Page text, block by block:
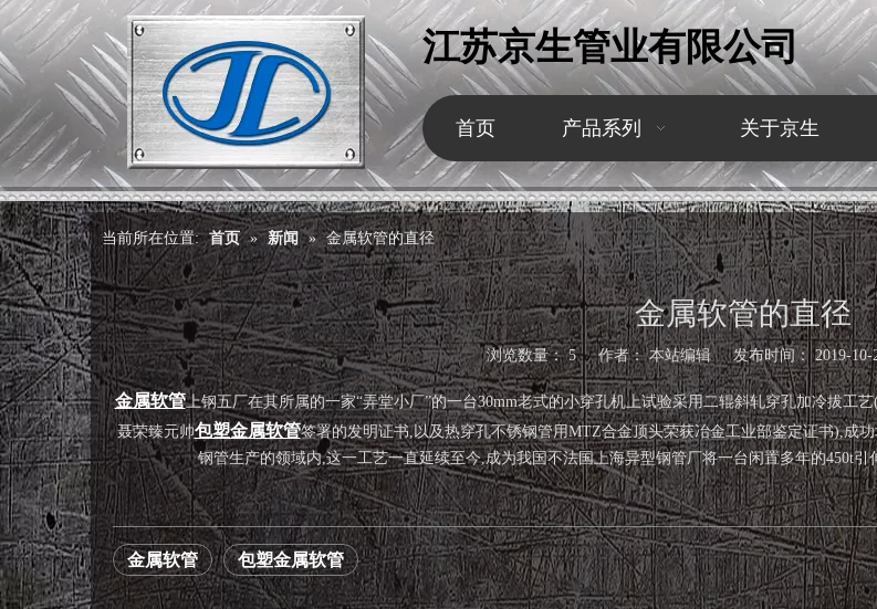
江苏京生管业有限公司
首页 产品系列 关于京生
当前所在位置: 首页 » 新闻 » 金属软管的直径
金属软管的直径
浏览数量：5作者： 本站编辑 发布时间： 2019-
["wechat","weibo","qzone","douban","email"]
金属软管上钢五厂在其所属的一家“弄堂小厂”的一台30mm老式的小穿孔机上试验采用二辊斜轧穿孔加冷拔工
聂荣臻元帅包塑金属软管签署的发明证书,以及热穿孔不锈钢管用MTZ合金顶头荣获冶金工业部鉴定证书),成
钢管生产的领域内,这一工艺一直延续至今,成为我国不法国上海异型钢管厂将一台闲置多年的450t引
金属软管 包塑金属软管